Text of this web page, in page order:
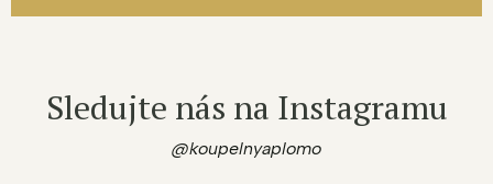
Sledujte nás na Instagramu
@koupelnyaplomo